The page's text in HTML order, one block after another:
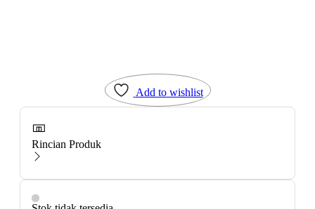
Add to wishlist
Rincian Produk